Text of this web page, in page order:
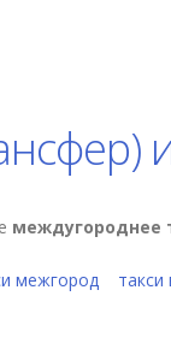
междугороднее
межгород